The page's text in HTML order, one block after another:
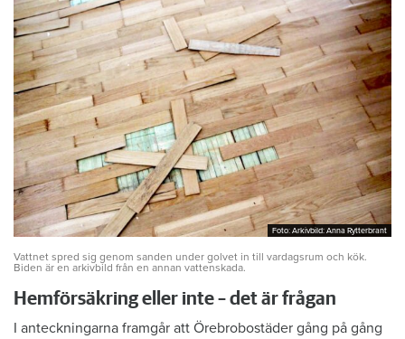
Foto: Arkivbild: Anna Rytterbrant
Foto: Arkivbild: Anna Rytterbrant
Vattnet spred sig genom sanden under golvet in till vardagsrum och kök.
Biden är en arkivbild från en annan vattenskada.
Hemförsäkring eller inte – det är frågan
I anteckningarna framgår att Örebrobostäder gång på gång